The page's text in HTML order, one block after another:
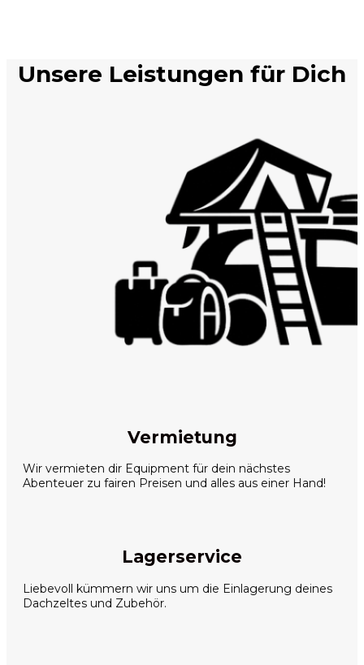
Unsere Leistungen für Dich
Vermietung
Wir vermieten dir Equipment für dein nächstes
Abenteuer zu fairen Preisen und alles aus einer Hand!
Lagerservice
Liebevoll kümmern wir uns um die Einlagerung deines
Dachzeltes und Zubehör.